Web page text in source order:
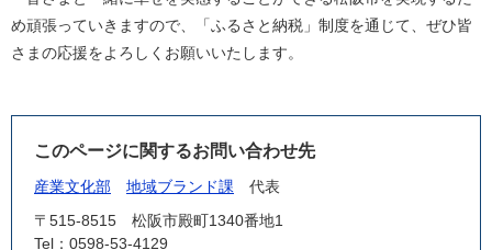
め頑張っていきますので、「ふるさと納税」制度を通じて、ぜひ皆
さまの応援をよろしくお願いいたします。
このページに関するお問い合わせ先
産業文化部 地域ブランド課
代表
〒515-8515
松阪市殿町1340番地1
Tel：0598-53-4129